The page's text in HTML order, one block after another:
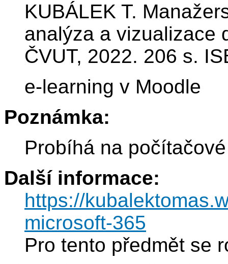
KUBÁLEK T.
analýza a vizualizace
ČVUT, 2022. 206 s.
e-learning v Moodle
Poznámka:
Probíhá na
Další informace:
https://
microsoft-365
Pro tento předmět se